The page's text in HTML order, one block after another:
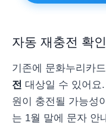
자동 재충전 확
기존에 문화누리카
전 대상일 수 있어요
원이 충전될 가능성
는 1월 말에 문자 안